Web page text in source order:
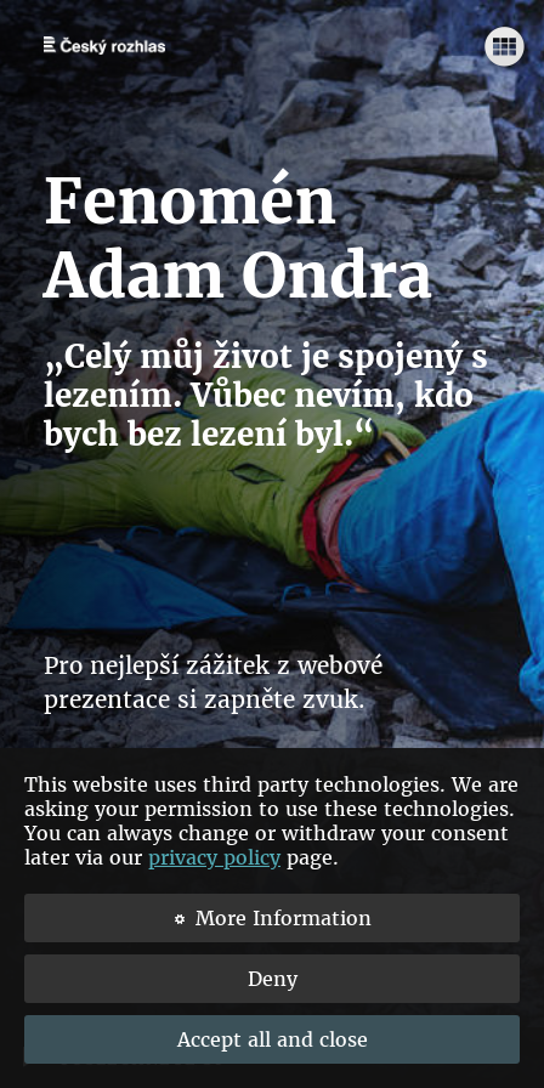
POSLECHNĚTE SI
Fenomén
Adam Ondra
„Celý můj život je spojený s
lezením. Vůbec nevím, kdo
bych bez lezení byl.“
Pro nejlepší zážitek z webové
prezentace si zapněte zvuk.
This website uses third party technologies. We are
asking your permission to use these technologies.
You can always change or withdraw your consent
later via our privacy policypage.
More Information
Deny
Accept all and close